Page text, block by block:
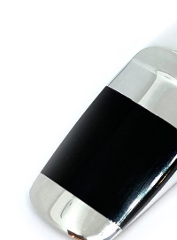
キーボード
管楽器
アンプ